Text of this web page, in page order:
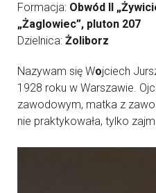
Formacja: Obwód II
„Żaglowiec”, pluton 207
Dzielnica: Żoliborz
Nazywam się Wojciech
1928 roku w Warszawie.
zawodowym, matka z
nie praktykowała, tylko